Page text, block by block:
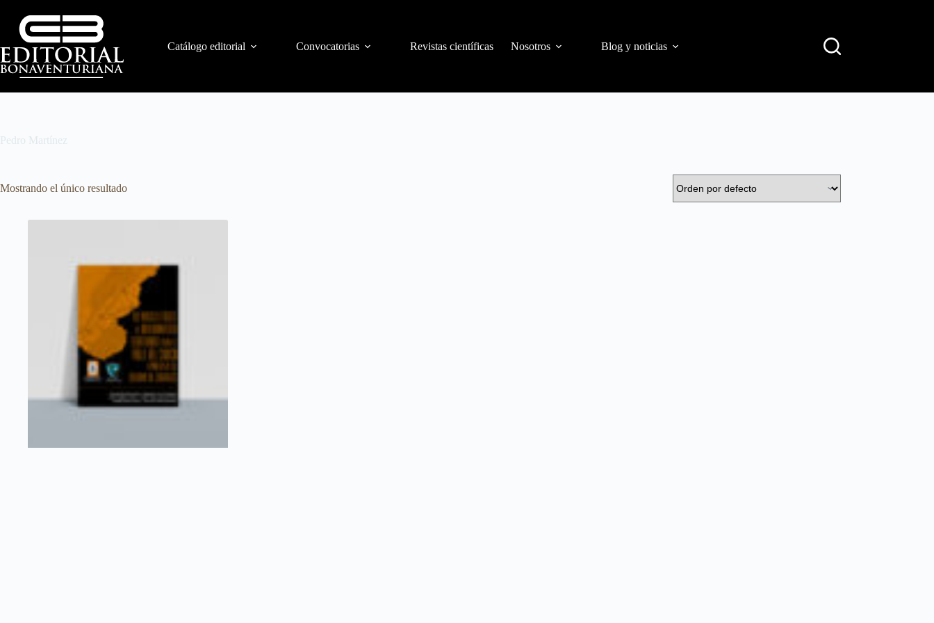
Catálogo editorial Convocatorias Revistas científicas Nosotros Blog y noticias
Pedro Martínez
Mostrando el único resultado